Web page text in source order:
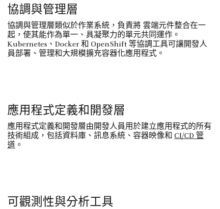
協調與管理層
協調與管理層類似於作業系統，負責將 雲端元件整合在一
起，使其能作為單一、具凝聚力的單元共同運作。
Kubernetes、Docker 和 OpenShift 等協調工具可讓開發人
員部署、管理和大規模擴充容器化應用程式。
應用程式定義和開發層
應用程式定義和開發層由開發人員用於建立應用程式的所有
技術組成，包括資料庫、訊息系統、容器映像和 CI/CD 管
道 。
可觀測性與分析工具